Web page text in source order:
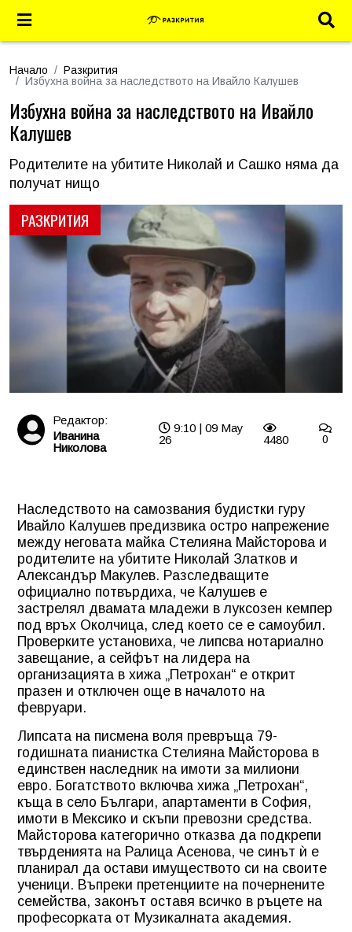
Начало
Разкрития
Избухна война за наследството на Ивайло Калушев
РАЗКРИТИЯ
Избухна война за наследството на Ивайло
Калушев
Родителите на убитите Николай и Сашко няма да
получат нищо
Редактор:
Иванина
Николова
9:10 | 09 May
26
4480 0
Наследството на самозвания будистки гуру
Ивайло Калушев предизвика остро напрежение
между неговата майка Стелияна Майсторова и
родителите на убитите Николай Златков и
Александър Макулев. Разследващите
официално потвърдиха, че Калушев е
застрелял двамата младежи в луксозен кемпер
под връх Околчица, след което се е самоубил.
Проверките установиха, че липсва нотариално
завещание, а сейфът на лидера на
организацията в хижа „Петрохан“ е открит
празен и отключен още в началото на
февруари.
Липсата на писмена воля превръща 79-
годишната пианистка Стелияна Майсторова в
единствен наследник на имоти за милиони
евро. Богатството включва хижа „Петрохан“,
къща в село Българи, апартаменти в София,
имоти в Мексико и скъпи превозни средства.
Майсторова категорично отказва да подкрепи
твърденията на Ралица Асенова, че синът ѝ е
планирал да остави имуществото си на своите
ученици. Въпреки претенциите на почернените
семейства, законът оставя всичко в ръцете на
професорката от Музикалната академия.